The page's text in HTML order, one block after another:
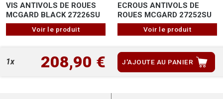
VIS ANTIVOLS DE ROUES
MCGARD BLACK 27226SU
Voir le produit
ECROUS ANTIVOLS DE
ROUES MCGARD 27252SU
Voir le produit
1x 208,90 € J'AJOUTE AU PANIER